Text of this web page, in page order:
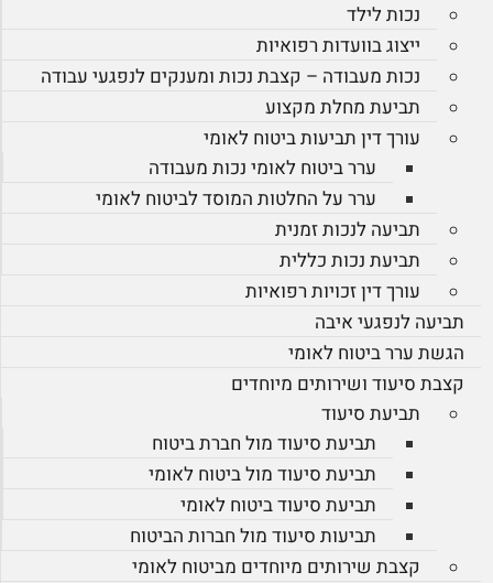
נכות לילד
ייצוג בוועדות רפואיות
נכות מעבודה – קצבת נכות ומענקים לנפגעי עבודה
תביעת מחלת מקצוע
עורך דין תביעות ביטוח לאומי
ערר ביטוח לאומי נכות מעבודה
ערר על החלטות המוסד לביטוח לאומי
תביעה לנכות זמנית
תביעת נכות כללית
עורך דין זכויות רפואיות
תביעה לנפגעי איבה
הגשת ערר ביטוח לאומי
קצבת סיעוד ושירותים מיוחדים
תביעת סיעוד
תביעת סיעוד מול חברת ביטוח
תביעת סיעוד מול ביטוח לאומי
תביעת סיעוד ביטוח לאומי
תביעות סיעוד מול חברות הביטוח
קצבת שירותים מיוחדים מביטוח לאומי